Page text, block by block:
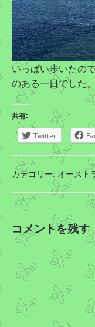
いっぱい歩いたの
のある一日でした。
共有:
Twitter
カテゴリー: オースト
コメントを残す